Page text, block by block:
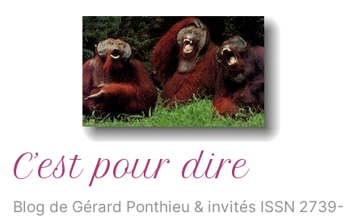
C’est pour dire
Blog de Gérard Ponthieu & invités ISSN 2739-